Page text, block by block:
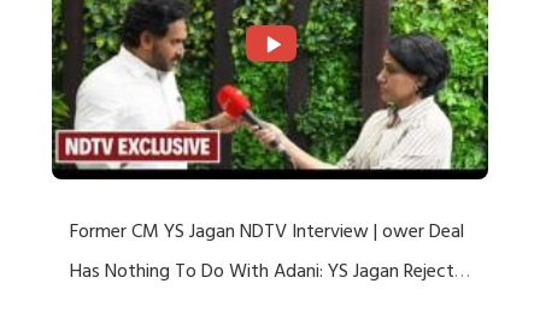
Former CM YS Jagan NDTV Interview | ower Deal
Has Nothing To Do With Adani: YS Jagan Rejects